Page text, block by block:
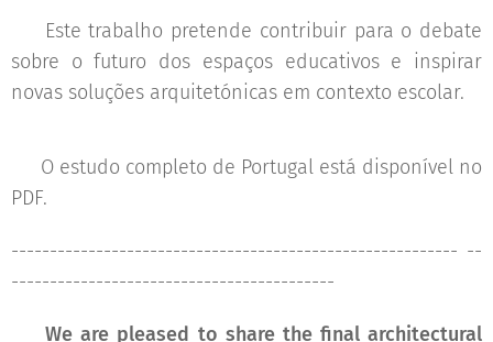
🔍 Este trabalho pretende contribuir para o debate
sobre o futuro dos espaços educativos e inspirar
novas soluções arquitetónicas em contexto escolar.
📄 O estudo completo de Portugal está disponível no
PDF.
---------------------------------------------------------- --
------------------------------------------
📣We are pleased to share the final architectural